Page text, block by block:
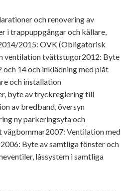
och renovering av
i trappuppgångar och källare,
2015: OVK (Obligatorisk
ventilation tvättstugor2012: Byte
14 och inklädning med plåt
och installation
byte av tryckreglering till
av bredband, översyn
ny parkeringsyta och
vägbommar2007: Ventilation med
Byte av samtliga fönster och
låssystem i samtliga